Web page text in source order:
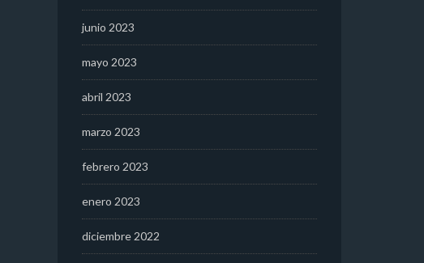
junio 2023
mayo 2023
abril 2023
marzo 2023
febrero 2023
enero 2023
diciembre 2022